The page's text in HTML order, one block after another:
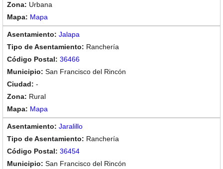
Urbana
Mapa
Jalapa
Ranchería
36466
San Francisco del Rincón
-
Rural
Mapa
Jaralillo
Ranchería
36454
San Francisco del Rincón